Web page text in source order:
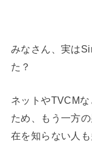
みなさん、実は
た？
ネットやTVCM
ため、もう一方
在を知らない人